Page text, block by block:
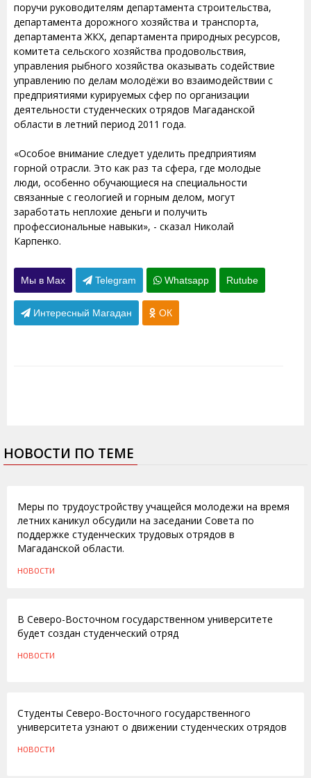
поручи руководителям департамента строительства,
департамента дорожного хозяйства и транспорта,
департамента ЖКХ, департамента природных ресурсов,
комитета сельского хозяйства продовольствия,
управления рыбного хозяйства оказывать содействие
управлению по делам молодёжи во взаимодействии с
предприятиями курируемых сфер по организации
деятельности студенческих отрядов Магаданской
области в летний период 2011 года.
«Особое внимание следует уделить предприятиям
горной отрасли. Это как раз та сфера, где молодые
люди, особенно обучающиеся на специальности
связанные с геологией и горным делом, могут
заработать неплохие деньги и получить
профессиональные навыки», - сказал Николай
Карпенко.
Мы в Max Telegram Whatsapp Rutube
Интересный Магадан ОК
НОВОСТИ ПО ТЕМЕ
Меры по трудоустройству учащейся молодежи на время
летних каникул обсудили на заседании Совета по
поддержке студенческих трудовых отрядов в
Магаданской области.
НОВОСТИ
В Северо-Восточном государственном университете
будет создан студенческий отряд
НОВОСТИ
Студенты Северо-Восточного государственного
университета узнают о движении студенческих отрядов
НОВОСТИ